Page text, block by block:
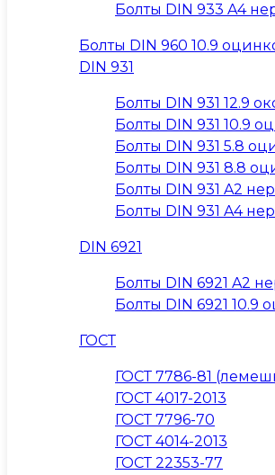
Болты DIN 933 A4
Болты DIN 960 10.9
DIN 931
Болты DIN 931 12.9
Болты DIN 931 10.9
Болты DIN 931 5.8
Болты DIN 931 8.8
Болты DIN 931 A2
Болты DIN 931 A4
DIN 6921
Болты DIN 6921 A2
Болты DIN 6921 10.9
ГОСТ
ГОСТ 7786-81
ГОСТ 4017-2013
ГОСТ 7796-70
ГОСТ 4014-2013
ГОСТ 22353-77